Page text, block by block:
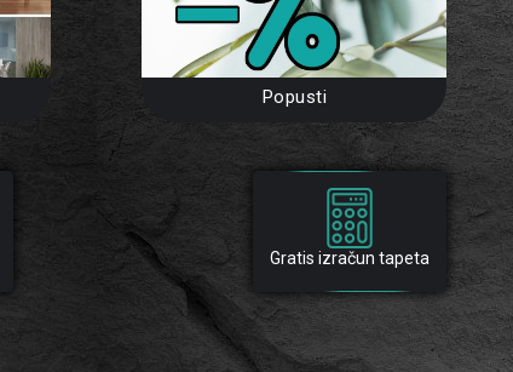
Popusti
Gratis izračun tapeta